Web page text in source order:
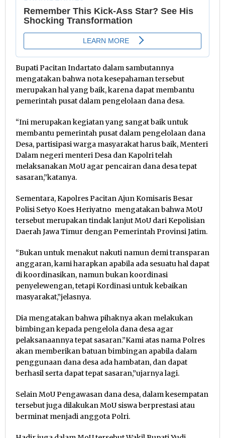
Bupati Pacitan Indartato dalam sambutannya
mengatakan bahwa nota kesepahaman tersebut
merupakan hal yang baik, karena dapat membantu
pemerintah pusat dalam pengelolaan dana desa.
“Ini merupakan kegiatan yang sangat baik untuk
membantu pemerintah pusat dalam pengelolaan dana
Desa, partisipasi warga masyarakat harus baik, Menteri
Dalam negeri menteri Desa dan Kapolri telah
melaksanakan MoU agar pencairan dana desa tepat
sasaran,”katanya.
Sementara, Kapolres Pacitan Ajun Komisaris Besar
Polisi Setyo Koes Heriyatno mengatakan bahwa MoU
tersebut merupakan tindak lanjut MoU dari Kepolisian
Daerah Jawa Timur dengan Pemerintah Provinsi Jatim.
“Bukan untuk menakut nakuti namun demi transparan
anggaran, kami harapkan apabila ada sesuatu hal dapat
di koordinasikan, namun bukan koordinasi
penyelewengan, tetapi Kordinasi untuk kebaikan
masyarakat,”jelasnya.
Dia mengatakan bahwa pihaknya akan melakukan
bimbingan kepada pengelola dana desa agar
pelaksanaannya tepat sasaran.”Kami atas nama Polres
akan memberikan batuan bimbingan apabila dalam
penggunaan dana desa ada hambatan, dan dapat
berhasil serta dapat tepat sasaran,”ujarnya lagi.
Selain MoU Pengawasan dana desa, dalam kesempatan
tersebut juga dilakukan MoU siswa berprestasi atau
berminat menjadi anggota Polri.